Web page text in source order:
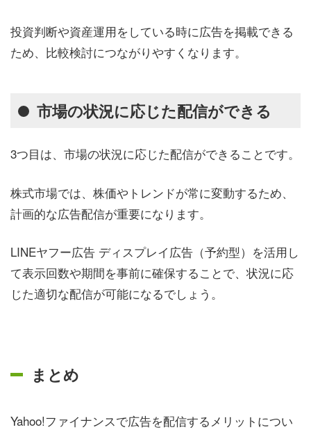
投資判断や資産運用をしている時に広告を掲載できる
ため、比較検討につながりやすくなります。
市場の状況に応じた配信ができる
3つ目は、市場の状況に応じた配信ができることです。
株式市場では、株価やトレンドが常に変動するため、
計画的な広告配信が重要になります。
LINEヤフー広告 ディスプレイ広告（予約型）を活用し
て表示回数や期間を事前に確保することで、状況に応
じた適切な配信が可能になるでしょう。
まとめ
Yahoo!ファイナンスで広告を配信するメリットについ